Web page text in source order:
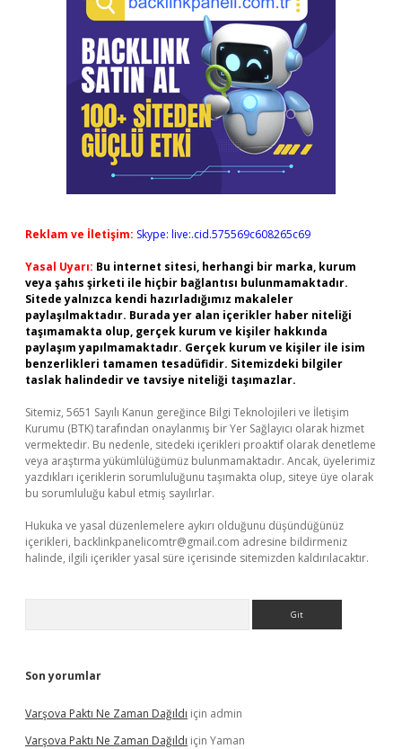
Reklam ve İletişim: Skype: live:.cid.575569c608265c69
Yasal Uyarı: Bu internet sitesi, herhangi bir marka, kurum
veya şahıs şirketi ile hiçbir bağlantısı bulunmamaktadır.
Sitede yalnızca kendi hazırladığımız makaleler
paylaşılmaktadır. Burada yer alan içerikler haber niteliği
taşımamakta olup, gerçek kurum ve kişiler hakkında
paylaşım yapılmamaktadır. Gerçek kurum ve kişiler ile isim
benzerlikleri tamamen tesadüfidir. Sitemizdeki bilgiler
taslak halindedir ve tavsiye niteliği taşımazlar.
Sitemiz, 5651 Sayılı Kanun gereğince Bilgi Teknolojileri ve İletişim
Kurumu (BTK) tarafından onaylanmış bir Yer Sağlayıcı olarak hizmet
vermektedir. Bu nedenle, sitedeki içerikleri proaktif olarak denetleme
veya araştırma yükümlülüğümüz bulunmamaktadır. Ancak, üyelerimiz
yazdıkları içeriklerin sorumluluğunu taşımakta olup, siteye üye olarak
bu sorumluluğu kabul etmiş sayılırlar.
Hukuka ve yasal düzenlemelere aykırı olduğunu düşündüğünüz
içerikleri, backlinkpanelicomtr@gmail.com adresine bildirmeniz
halinde, ilgili içerikler yasal süre içerisinde sitemizden kaldırılacaktır.
Son yorumlar
Varşova Paktı Ne Zaman Dağıldı için admin
Varşova Paktı Ne Zaman Dağıldı için Yaman